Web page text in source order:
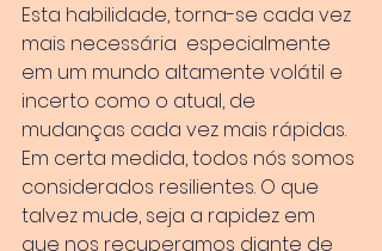
Esta habilidade, torna-se cada vez
mais necessária  especialmente
em um mundo altamente volátil e
incerto como o atual, de
mudanças cada vez mais rápidas.
Em certa medida, todos nós somos
considerados resilientes. O que
talvez mude, seja a rapidez em
que nos recuperamos diante de